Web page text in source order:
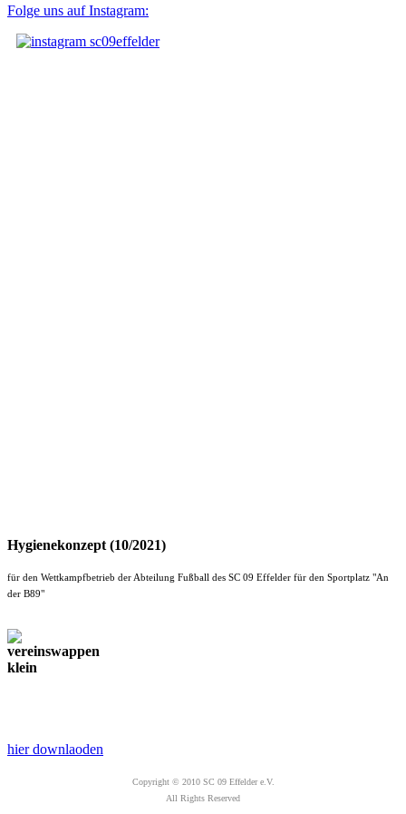
Folge uns auf Instagram:
Hygienekonzept (10/2021)
für den Wettkampfbetrieb der Abteilung Fußball des SC 09 Effelder für den Sportplatz "An
der B89"
hier downlaoden
Copyright © 2010 SC 09 Effelder e.V.
All Rights Reserved